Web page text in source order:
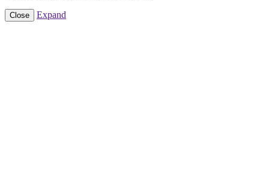
Close Expand